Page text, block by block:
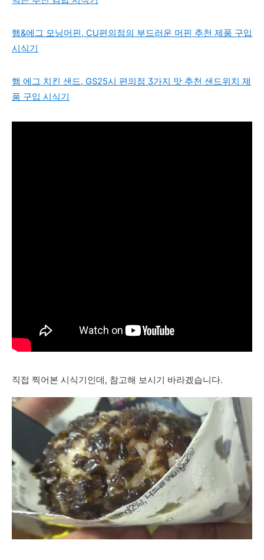
햄&에그 모닝머핀, CU편의점의 부드러운 머핀 추천 제품 구입
시식기
햄 에그 치킨 샌드, GS25시 편의점 3가지 맛 추천 샌드위치 제
품 구입 시식기
직접 찍어본 시식기인데, 참고해 보시기 바라겠습니다.